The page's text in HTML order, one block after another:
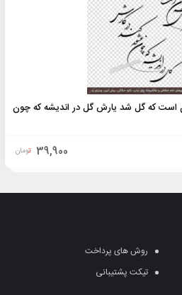
است که گل شد یارش گل در اندیشه که چون
39,900 تومان
روش های پرداخت
تیکت پشتیبانی